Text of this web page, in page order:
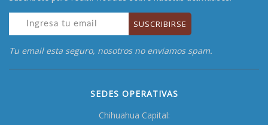
Tu email esta seguro, nosotros no enviamos spam.
SEDES OPERATIVAS
Chihuahua Capital: